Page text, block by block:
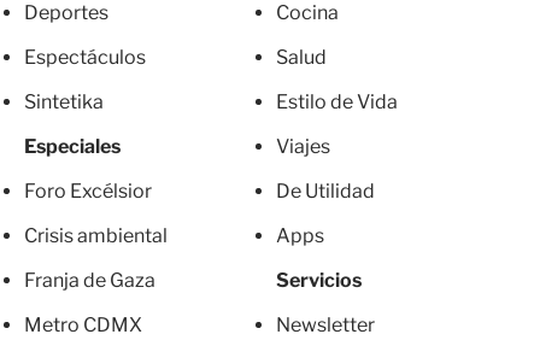
Deportes
Espectáculos
Sintetika
Especiales
Foro Excélsior
Crisis ambiental
Franja de Gaza
Metro CDMX
Cocina
Salud
Estilo de Vida
Viajes
De Utilidad
Apps
Servicios
Newsletter